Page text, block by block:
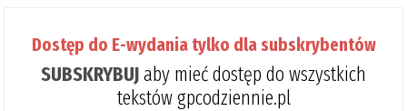
Dostęp do E-wydania tylko dla subskrybentów
SUBSKRYBUJaby mieć dostęp do wszystkich
tekstów gpcodziennie.pl